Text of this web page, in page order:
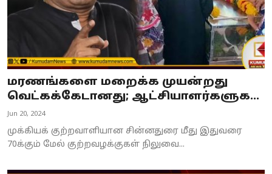
மரணங்களை மறைக்க முயன்றது
வெட்கக்கேடானது; ஆட்சியாளர்களுக...
Jun 20, 2024
முக்கியக் குற்றவாளியான சின்னதுரை மீது இதுவரை
70க்கும் மேல் குற்றவழக்குகள் நிலுவை...